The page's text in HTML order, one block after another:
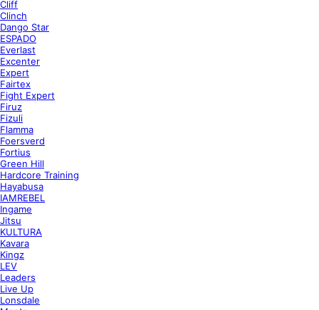
Cliff
Clinch
Dango Star
ESPADO
Everlast
Excenter
Expert
Fairtex
Fight Expert
Firuz
Fizuli
Flamma
Foersverd
Fortius
Green Hill
Hardcore Training
Hayabusa
IAMREBEL
Ingame
Jitsu
KULTURA
Kavara
Kingz
LEV
Leaders
Live Up
Lonsdale